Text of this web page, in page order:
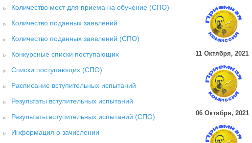
Количество мест для приема на обучение (СПО)
Количество поданных заявлений
Количество поданных заявлений (СПО)
Конкурсные списки поступающих
Списки поступающих (СПО)
Расписание вступительных испытаний
Результаты вступительных испытаний
Результаты вступительных испытаний (СПО)
Информация о зачислении
11 Октября, 2021
06 Октября, 2021